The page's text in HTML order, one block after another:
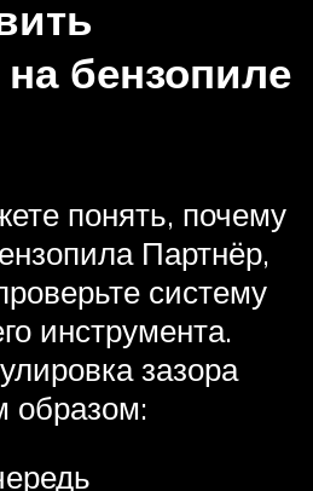
бензопиле
понять, почему
Партнёр,
систему
инструмента.
зазора
образом: